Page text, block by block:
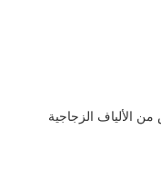
الألياف الزجاجية